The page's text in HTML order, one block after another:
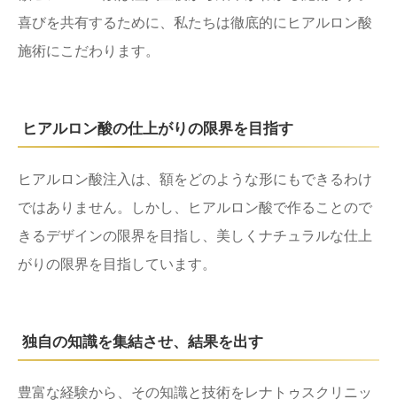
喜びを共有するために、私たちは徹底的にヒアルロン酸
施術にこだわります。
ヒアルロン酸の仕上がりの限界を目指す
ヒアルロン酸注入は、額をどのような形にもできるわけ
ではありません。しかし、ヒアルロン酸で作ることので
きるデザインの限界を目指し、美しくナチュラルな仕上
がりの限界を目指しています。
独自の知識を集結させ、結果を出す
豊富な経験から、その知識と技術をレナトゥスクリニッ